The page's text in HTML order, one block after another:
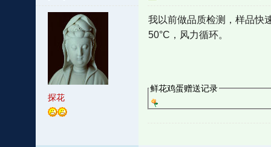
探花
我以前做品质检测，样品快
50°C，风力循环。
鲜花鸡蛋赠送记录